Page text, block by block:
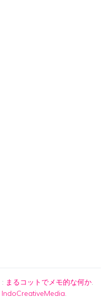
: まるコットでメモ的な何か.
IndoCreativeMedia.